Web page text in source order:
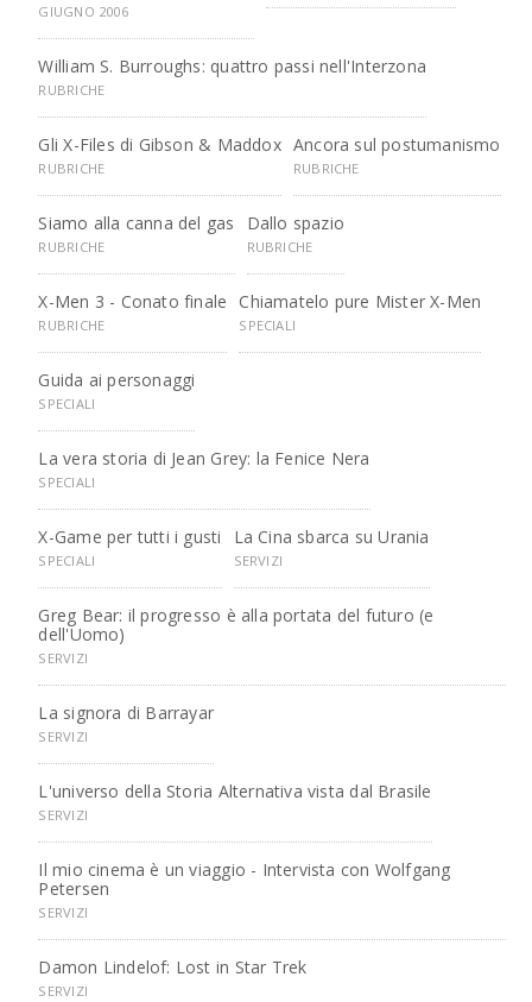
GIUGNO 2006
William S. Burroughs: quattro passi nell'Interzona
RUBRICHE
Gli X-Files di Gibson & Maddox
RUBRICHE
Ancora sul postumanismo
RUBRICHE
Siamo alla canna del gas
RUBRICHE
Dallo spazio
RUBRICHE
X-Men 3 - Conato finale
RUBRICHE
Chiamatelo pure Mister X-Men
SPECIALI
Guida ai personaggi
SPECIALI
La vera storia di Jean Grey: la Fenice Nera
SPECIALI
X-Game per tutti i gusti
SPECIALI
La Cina sbarca su Urania
SERVIZI
Greg Bear: il progresso è alla portata del futuro (e
dell'Uomo)
SERVIZI
La signora di Barrayar
SERVIZI
L'universo della Storia Alternativa vista dal Brasile
SERVIZI
Il mio cinema è un viaggio - Intervista con Wolfgang
Petersen
SERVIZI
Damon Lindelof: Lost in Star Trek
SERVIZI